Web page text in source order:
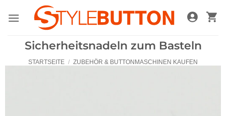
Inhalt
Sicherheitsnadeln zum Basteln
STARTSEITE / ZUBEHÖR & BUTTONMASCHINEN KAUFEN